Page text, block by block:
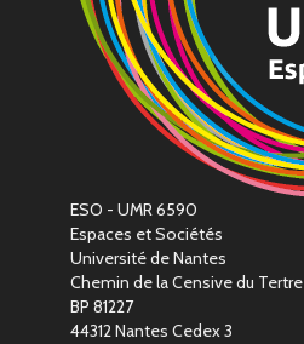
ESO - UMR 6590
Espaces et Sociétés
Université de Nantes
Chemin de la Censive du Tertre
BP 81227
44312 Nantes Cedex 3